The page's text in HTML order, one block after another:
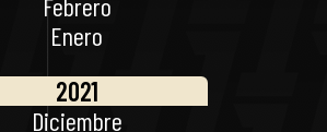
Enero
2021
Diciembre